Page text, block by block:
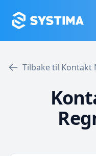
Tilbake til Kontakt